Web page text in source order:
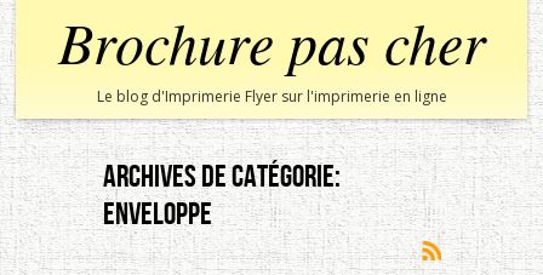
Brochure pas cher
Le blog d'Imprimerie Flyer sur l'imprimerie en ligne
Archives De Catégorie:
Enveloppe